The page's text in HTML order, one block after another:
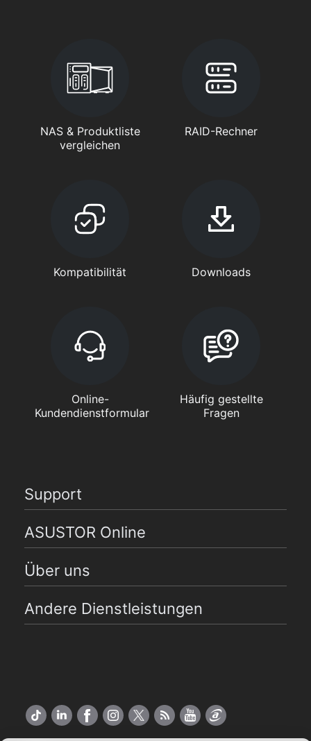
NAS & Produktliste
vergleichen
RAID-Rechner
Kompatibilität Downloads
Online-
Kundendienstformular
Häufig gestellte
Fragen
Support
ASUSTOR Online
Über uns
Andere Dienstleistungen